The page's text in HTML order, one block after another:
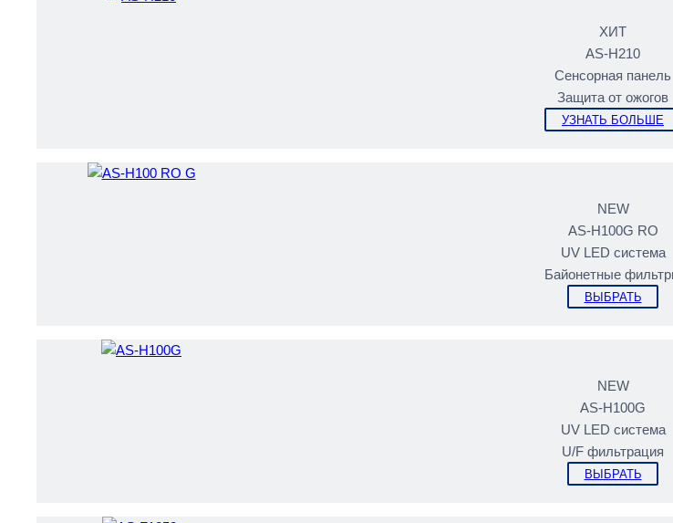
ХИТ
AS-H210
Сенсорная панель
Защита от ожогов
УЗНАТЬ БОЛЬШЕ
NEW
AS-H100G RO
UV LED cистема
Байонетные
ВЫБРАТЬ
NEW
AS-H100G
UV LED cистема
U/F фильтрация
ВЫБРАТЬ